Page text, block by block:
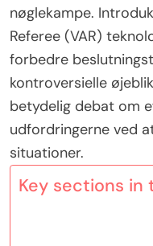
nøglekampe.
Referee (VAR)
forbedre
kontroversielle
betydelig debat om
udfordringerne ved
situationer.
Key sections in